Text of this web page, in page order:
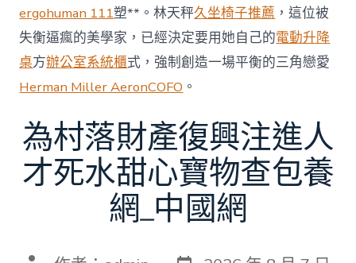
ergohuman 111塑**。林天秤久坐椅子推薦 ，這位被
失衡逼瘋的美學家，已經決定要用她自己的電動升降
桌方辦公室系統櫃式，強制創造一場平衡的三角戀愛
Herman Miller AeronCOFO 。
為村落財產復興注進人
才死水甜心寶物查包養
網_中國網